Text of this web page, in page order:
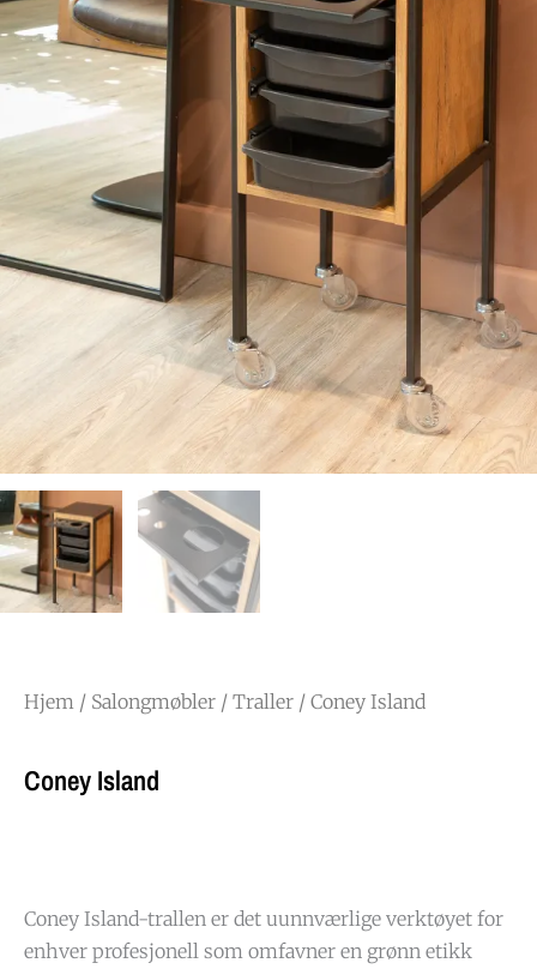
Hjem / Salongmøbler / Traller / Coney Island
Coney Island
Coney Island-trallen er det uunnværlige verktøyet for
enhver profesjonell som omfavner en grønn etikk